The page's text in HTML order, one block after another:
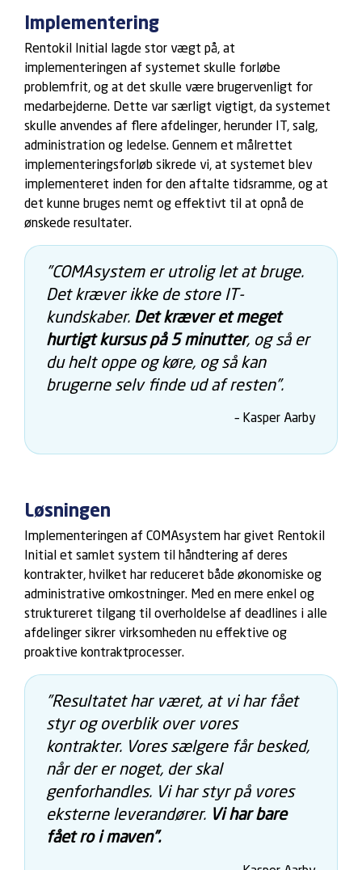
Implementering
Rentokil Initial lagde stor vægt på, at
implementeringen af systemet skulle forløbe
problemfrit, og at det skulle være brugervenligt for
medarbejderne. Dette var særligt vigtigt, da systemet
skulle anvendes af flere afdelinger, herunder IT, salg,
administration og ledelse. Gennem et målrettet
implementeringsforløb sikrede vi, at systemet blev
implementeret inden for den aftalte tidsramme, og at
det kunne bruges nemt og effektivt til at opnå de
ønskede resultater.
”COMAsystem er utrolig let at bruge.
Det kræver ikke de store IT-
kundskaber. Det kræver et meget
hurtigt kursus på 5 minutter, og så er
du helt oppe og køre, og så kan
brugerne selv finde ud af resten”.
– Kasper Aarby
Løsningen
Implementeringen af COMAsystem har givet Rentokil
Initial et samlet system til håndtering af deres
kontrakter, hvilket har reduceret både økonomiske og
administrative omkostninger. Med en mere enkel og
struktureret tilgang til overholdelse af deadlines i alle
afdelinger sikrer virksomheden nu effektive og
proaktive kontraktprocesser.
”Resultatet har været, at vi har fået
styr og overblik over vores
kontrakter. Vores sælgere får besked,
når der er noget, der skal
genforhandles. Vi har styr på vores
eksterne leverandører. Vi har bare
fået ro i maven”.